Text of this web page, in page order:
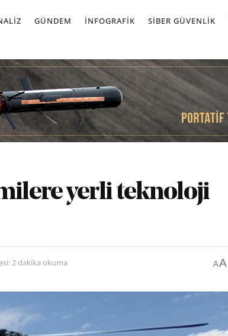
GÜNDEM İNFOGRAFIK SIBER GÜVENLIK
yerli teknoloji
2 dakika okuma AA